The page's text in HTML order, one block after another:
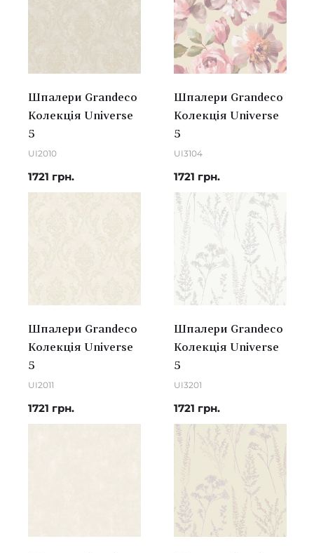
Шпалери Grandeco
Колекція Universe
5
UI2010
1721 грн.
Шпалери Grandeco
Колекція Universe
5
UI3104
1721 грн.
Шпалери Grandeco
Колекція Universe
5
UI2011
1721 грн.
Шпалери Grandeco
Колекція Universe
5
UI3201
1721 грн.